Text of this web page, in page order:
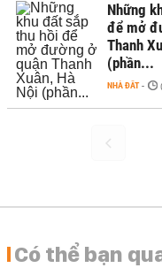
Những
để mở
Thanh
(phần...
NHÀ ĐẤT -
Có thể bạn